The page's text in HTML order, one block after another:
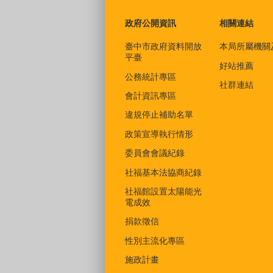
政府公開資訊
臺中市政府資料開放
平臺
公務統計專區
會計資訊專區
違規停止補助名單
政策宣導執行情形
委員會會議紀錄
社福基本法協商紀錄
社福館設置太陽能光
電成效
捐款徵信
性別主流化專區
施政計畫
相關連結
本局所屬機關
好站推薦
社群連結